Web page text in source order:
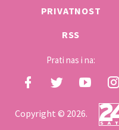
PRIVATNOST
RSS
Prati nas i na:
Copyright © 2026.